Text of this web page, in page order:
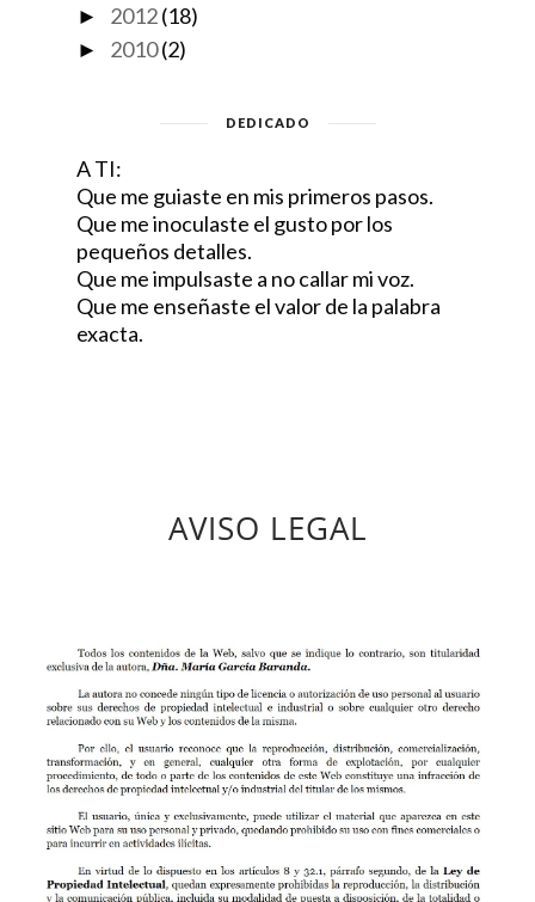
► 2012(18)
► 2010(2)
DEDICADO
A TI:
Que me guiaste en mis primeros pasos.
Que me inoculaste el gusto por los
pequeños detalles.
Que me impulsaste a no callar mi voz.
Que me enseñaste el valor de la palabra
exacta.
AVISO LEGAL